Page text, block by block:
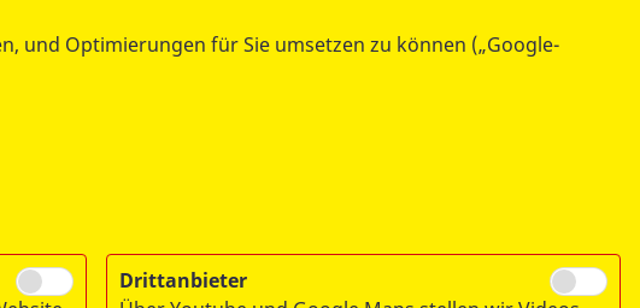
10179 Berlin
und Optimierungen für Sie umsetzen zu können („Google-
Drittanbieter